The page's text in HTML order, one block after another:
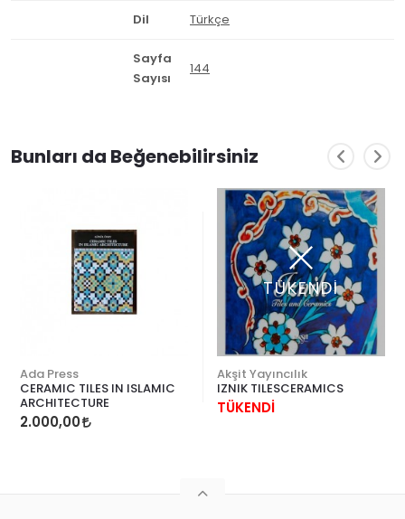
Dil Türkçe
Sayfa
Sayısı
144
Bunları da Beğenebilirsiniz
Ada Press
CERAMIC TILES IN ISLAMIC
ARCHITECTURE
2.000,00
TÜKENDİ
Akşit Yayıncılık
IZNIK TILESCERAMICS
TÜKENDİ